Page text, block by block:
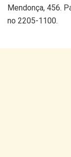
Mendonça, 456.
no 2205-1100.